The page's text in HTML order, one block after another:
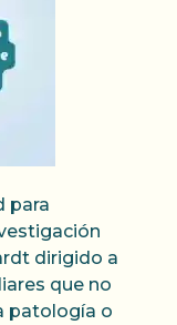
para
dirigido a
que no
patología o